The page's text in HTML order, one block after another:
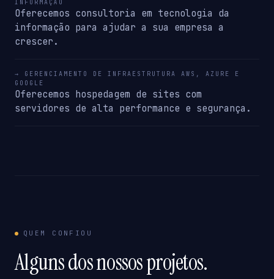
INFORMAÇÃO
Oferecemos consultoria em tecnologia da
informação para ajudar a sua empresa a
crescer.
→ GERENCIAMENTO DE INFRAESTRUTURA AWS, AZURE E
GOOGLE
Oferecemos hospedagem de sites com
servidores de alta performance e segurança.
QUEM CONFIOU
Alguns dos nossos projetos.